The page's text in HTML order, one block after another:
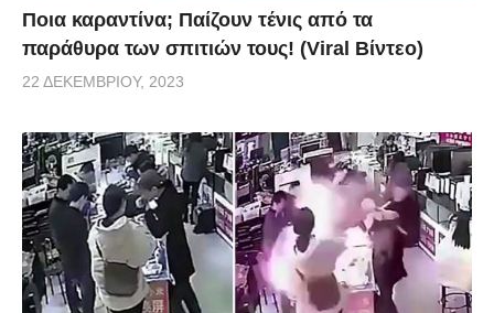
Ποια καραντίνα; Παίζουν τένις από τα
παράθυρα των σπιτιών τους! (Viral Βίντεο)
22 ΔΕΚΕΜΒΡΊΟΥ, 2023